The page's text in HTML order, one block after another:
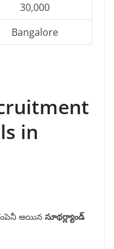
30,000
Bangalore
in
అయిన సూథర్ల్యాండ్